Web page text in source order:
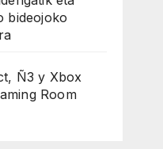
bideojoko
Ñ3 y Xbox
Room